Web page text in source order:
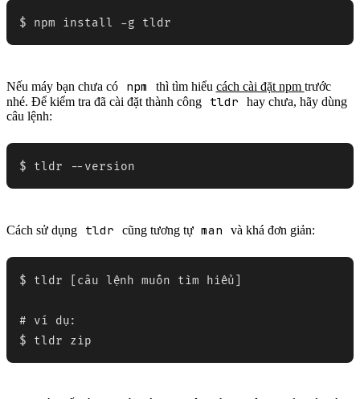
$ npm install -g tldr
Nếu máy bạn chưa có npm thì tìm hiểu cách cài đặt npm trước
nhé. Để kiểm tra đã cài đặt thành công
tldr
hay chưa, hãy dùng
câu lệnh:
$ tldr --version
Cách sử dụng tldr cũng tương tự man và khá đơn giản:
$ tldr [câu lệnh muốn tìm hiểu]
# ví dụ:
$ tldr zip